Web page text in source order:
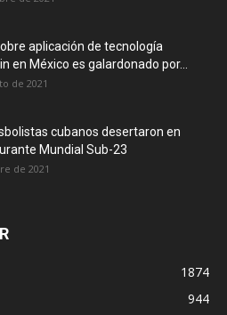
aplicación de tecnología
en México es galardonado por...
de 2021
cubanos desertaron en
Mundial Sub-23
de 2021
1874
944